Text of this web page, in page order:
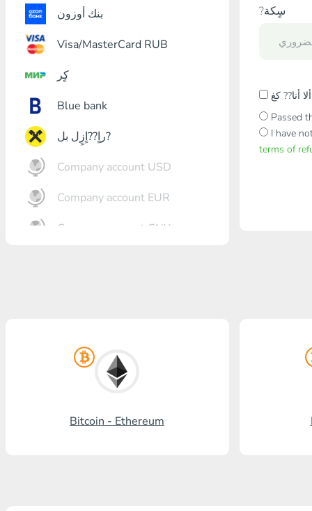
بنك أوزون
Visa/MasterCard RUB
كٍر
Blue bank
راٍ??اٍزٍل بل?
Company account USD
Company account EUR
Company account CNY
بل? ستالدرد افرنسٍ
?سٍكة
Passed
I have
terms of
Bitcoin - Ethereum